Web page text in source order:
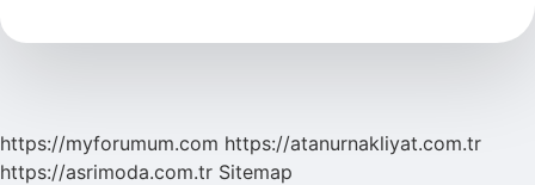
Hangi
https://myforumum.com https://atanurnakliyat.com.tr
https://asrimoda.com.tr Sitemap